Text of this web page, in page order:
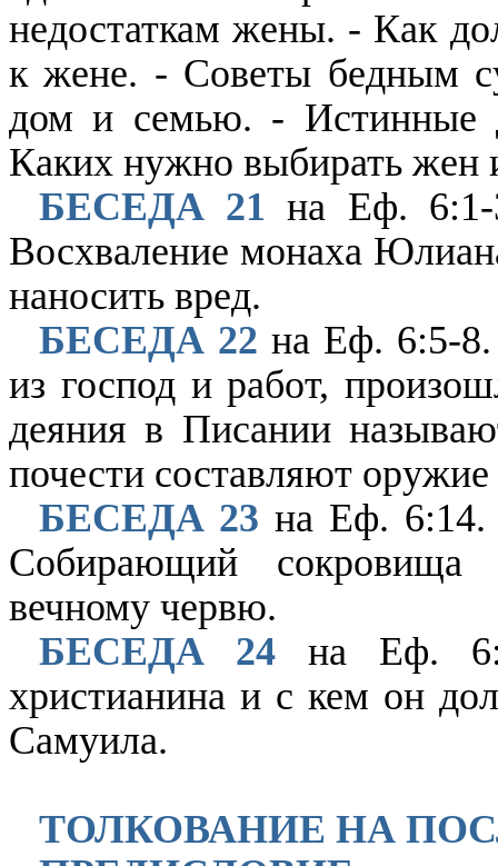
недостаткам жены. - Как
к жене. - Советы бедным
дом и семью. - Истинные
Каких нужно выбирать жен
БЕСЕДА 21 на Еф. 6:1-
Восхваление монаха
наносить вред.
БЕСЕДА 22 на Еф. 6:5-8.
из господ и работ,
деяния в Писании
почести составляют оружие
БЕСЕДА 23 на Еф. 6:14.
Собирающий
вечному червю.
БЕСЕДА 24 на Еф.
христианина и с кем он
Самуила.
ТОЛКОВАНИЕ НА